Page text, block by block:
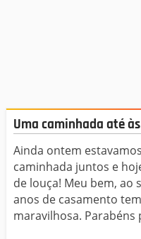
Uma caminhada até
Ainda ontem
caminhada juntos e
de louça! Meu bem, ao
anos de casamento
maravilhosa. Parabéns